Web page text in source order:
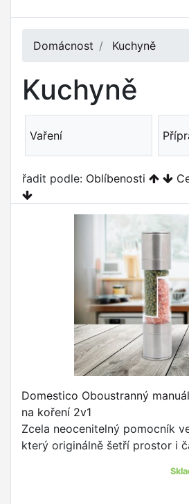
Domácnost Kuchyně
Kuchyně
Vaření
řadit podle: Oblíbenosti
Domestico Oboustranný
na koření 2v1
Zcela neocenitelný pomocník
který originálně šetří prostor i